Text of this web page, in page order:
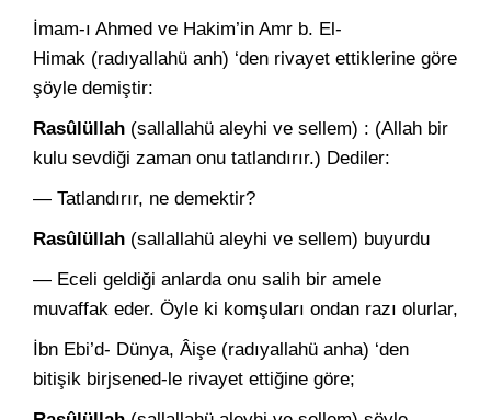
İmam-ı Ahmed ve Hakim’in Amr b. El-
Himak (radıyallahü anh) ‘den rivayet ettiklerine göre
şöyle demiştir:
Rasûlüllah (sallallahü aleyhi ve sellem) : (Allah bir
kulu sevdiği zaman onu tatlandırır.) Dediler:
— Tatlandırır, ne demektir?
Rasûlüllah (sallallahü aleyhi ve sellem) buyurdu
— Eceli geldiği anlarda onu salih bir amele
muvaffak eder. Öy­le ki komşuları ondan razı olurlar,
İbn Ebi’d- Dünya, Âişe (radıyallahü anha) ‘den
bitişik birjsened-le rivayet ettiğine göre;